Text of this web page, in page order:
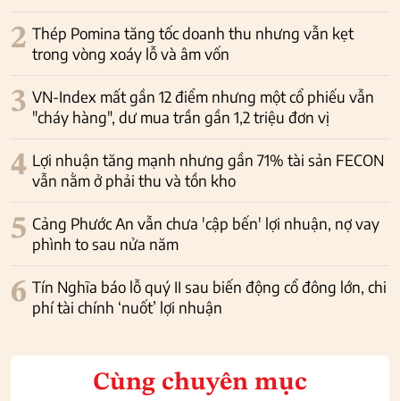
2 Thép Pomina tăng tốc doanh thu nhưng vẫn kẹt
trong vòng xoáy lỗ và âm vốn
3 VN-Index mất gần 12 điểm nhưng một cổ phiếu vẫn
"cháy hàng", dư mua trần gần 1,2 triệu đơn vị
4 Lợi nhuận tăng mạnh nhưng gần 71% tài sản FECON
vẫn nằm ở phải thu và tồn kho
5 Cảng Phước An vẫn chưa 'cập bến' lợi nhuận, nợ vay
phình to sau nửa năm
6 Tín Nghĩa báo lỗ quý II sau biến động cổ đông lớn, chi
phí tài chính ‘nuốt’ lợi nhuận
Cùng chuyên mục